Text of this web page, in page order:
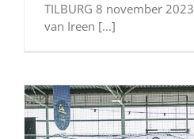
TILBURG 8 november
van Ireen [...]